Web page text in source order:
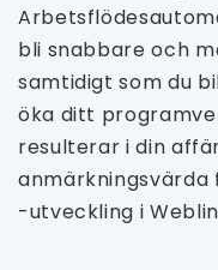
bli snabbare och
samtidigt som du
öka ditt
resulterar i din
-utveckling i